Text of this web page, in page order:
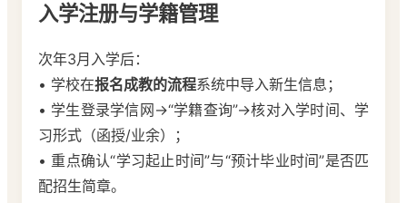
入学注册与学籍管理
次年3月入学后：
• 学校在报名成教的流程系统中导入新生信息；
• 学生登录学信网→“学籍查询”→核对入学时间、学
习形式（函授/业余）；
• 重点确认“学习起止时间”与“预计毕业时间”是否匹
配招生简章。